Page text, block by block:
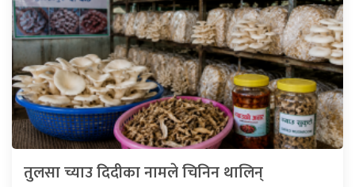
तुलसा च्याउ दिदीका नामले चिनिन थालिन्